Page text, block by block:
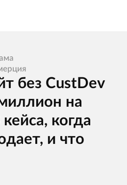
без CustDev
на
когда
и что